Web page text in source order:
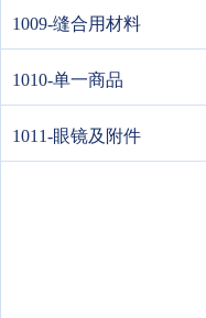
1009-缝合用材料
1010-单一商品
1011-眼镜及附件